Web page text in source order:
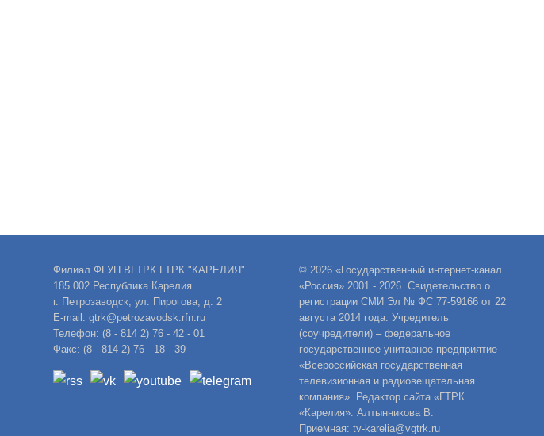
Филиал ФГУП ВГТРК ГТРК "КАРЕЛИЯ"
185 002 Республика Карелия
г. Петрозаводск, ул. Пирогова, д. 2
E-mail: gtrk@petrozavodsk.rfn.ru
Телефон: (8 - 814 2) 76 - 42 - 01
Факс: (8 - 814 2) 76 - 18 - 39
© 2026 «Государственный интернет-канал
«Россия» 2001 - 2026. Свидетельство о
регистрации СМИ Эл № ФС 77-59166 от 22
августа 2014 года. Учредитель
(соучредители) – федеральное
государственное унитарное предприятие
«Всероссийская государственная
телевизионная и радиовещательная
компания». Редактор сайта «ГТРК
«Карелия»: Алтынникова В.
Приемная: tv-karelia@vgtrk.ru